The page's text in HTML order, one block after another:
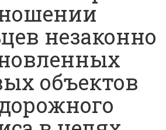
незаконно
объектов